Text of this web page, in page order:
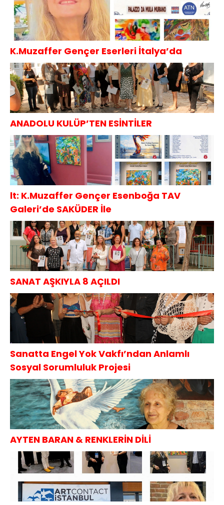
K.Muzaffer Gençer Eserleri İtalya’da
ANADOLU KULÜP’TEN ESİNTİLER
lt: K.Muzaffer Gençer Esenboğa TAV
Galeri’de SAKÜDER İle
SANAT AŞKIYLA 8 AÇILDI
Sanatta Engel Yok Vakfı’ndan Anlamlı
Sosyal Sorumluluk Projesi
AYTEN BARAN & RENKLERİN DİLİ